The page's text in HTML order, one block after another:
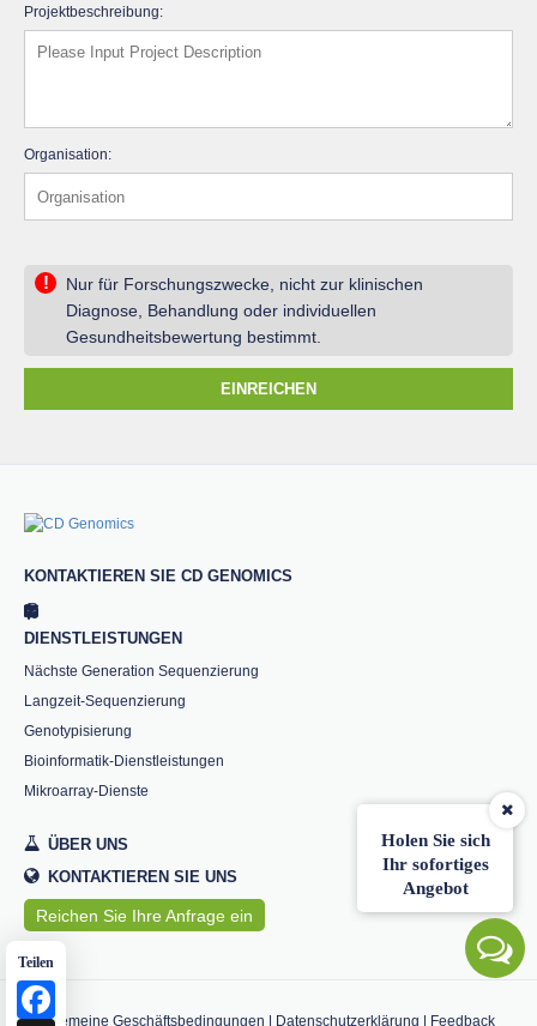
Holen Sie sich
Ihr sofortiges
Angebot
Teilen
Projektbeschreibung:
Organisation:
!
Nur für Forschungszwecke, nicht zur klinischen
Diagnose, Behandlung oder individuellen
Gesundheitsbewertung bestimmt.
EINREICHEN
KONTAKTIEREN SIE CD GENOMICS
DIENSTLEISTUNGEN
Nächste Generation Sequenzierung
Langzeit-Sequenzierung
Genotypisierung
Bioinformatik-Dienstleistungen
Mikroarray-Dienste
ÜBER UNS
KONTAKTIEREN SIE UNS
Reichen Sie Ihre Anfrage ein
Allgemeine Geschäftsbedingungen Datenschutzerklärung Feedback